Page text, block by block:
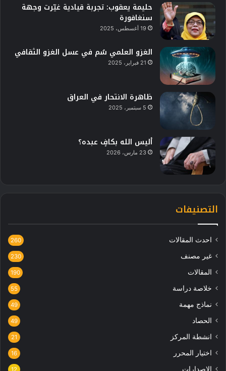
حليمة يعقوب: تجربة قيادية غيّرت وجهة
سنغافورة
19 أغسطس، 2025
الغزو العلمي سُم في عسل الغزو الثقافي
21 فبراير، 2025
ظاهرة الانتحار في العراق
5 سبتمبر، 2025
أليس الله بكافٍ عبده؟
23 مارس، 2026
التصنيفات
احدث المقالات 260
غير مصنف 230
المقالات 190
خلاصة دراسة 55
نماذج مهمة 49
الحصاد 49
انشطة المركز 21
اختيار المحرر 16
الاصدارات 12